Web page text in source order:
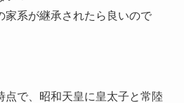
家系が継承されたら良いので
点で、昭和天皇に皇太子と常陸